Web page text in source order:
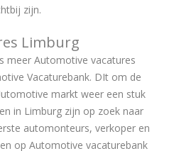
zijn.
Limburg
meer Automotive vacatures
Vacaturebank. DIt om de
markt weer een stuk
in Limburg zijn op zoek naar
automonteurs, verkoper en
op Automotive vacaturebank